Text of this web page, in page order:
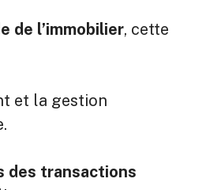
de l’immobilier, cette
et la gestion
des transactions